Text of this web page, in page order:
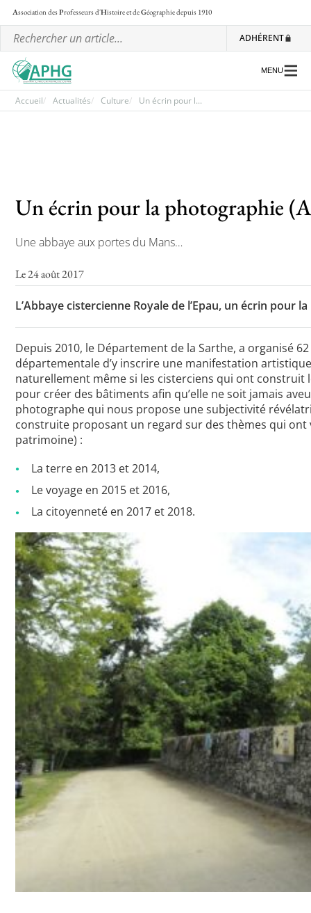
Association desProfesseurs d'Histoire et deGéographiedepuis 1910
ADHÉRENT
Les régionales
Les ateliers nationaux
Lettre d’information de l’APHG
L’APHG dans la presse
Toutes les actualités
Concours de recrutement
Concours scolaires
Critique d’ouvrages publiés
Culture
MENU
Accueil Actualités Culture Un écrin pour l...
Un écrin pour la photographie
Une abbaye aux portes du Mans…
Le 24 août 2017
L’Abbaye cistercienne Royale de l’Epau, un écrin pour
Depuis 2010, le Département de la Sarthe, a organisé
départementale d’y inscrire une manifestation
naturellement même si les cisterciens qui ont construit
pour créer des bâtiments afin qu’elle ne soit jamais
photographe qui nous propose une subjectivité
construite proposant un regard sur des thèmes qui
patrimoine) :
La terre en 2013 et 2014,
Le voyage en 2015 et 2016,
La citoyenneté en 2017 et 2018.